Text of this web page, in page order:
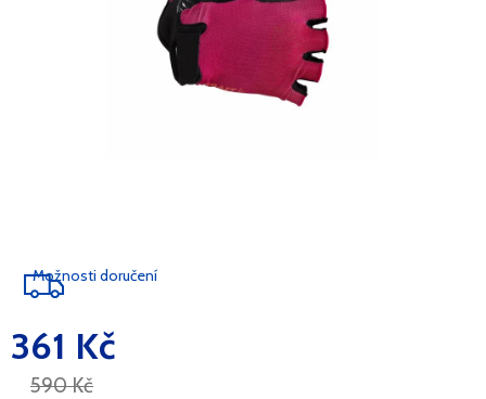
590 Kč
361 Kč
Měrná
cena:
Možnosti doručení